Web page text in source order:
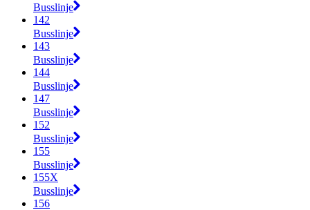
Busslinje
142
Busslinje
143
Busslinje
144
Busslinje
147
Busslinje
152
Busslinje
155
Busslinje
155X
Busslinje
156